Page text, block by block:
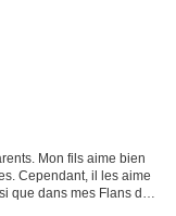
Mon fils aime bien
Cependant, il les aime
que dans mes Flans de